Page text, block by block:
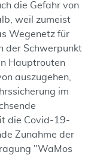
die Gefahr von
weil zumeist
Wegenetz für
der Schwerpunkt
Hauptrouten
auszugehen,
im
die Covid-19-
Zunahme der
"WaMos